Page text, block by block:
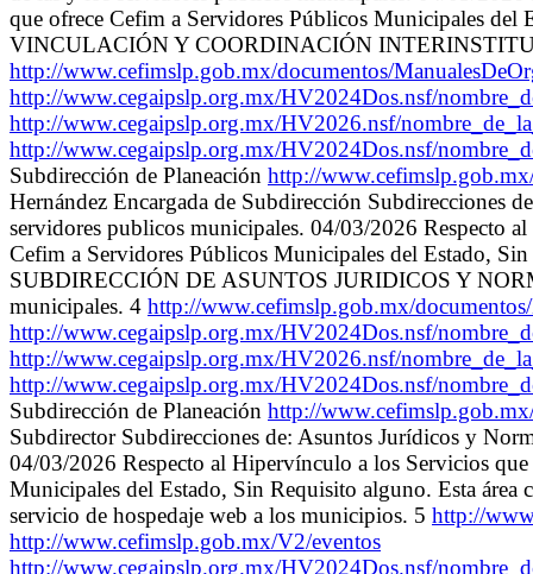
que ofrece Cefim a Servidores Públicos Municipales
VINCULACIÓN Y COORDINACIÓN
http://www.cefimslp.gob.mx/documentos/
http://www.cegaipslp.org.mx/HV2024Dos.nsf/
http://www.cegaipslp.org.mx/HV2026.nsf/
http://www.cegaipslp.org.mx/HV2024Dos.nsf/
Subdirección de Planeación http://
Hernández Encargada de Subdirección Subdirecciones
servidores publicos municipales. 04/03/2026 Respecto
Cefim a Servidores Públicos Municipales del Estado,
SUBDIRECCIÓN DE ASUNTOS JURIDICOS Y
municipales. 4 http://www.cefimslp.gob.mx/
http://www.cegaipslp.org.mx/HV2024Dos.nsf/
http://www.cegaipslp.org.mx/HV2026.nsf/
http://www.cegaipslp.org.mx/HV2024Dos.nsf/
Subdirección de Planeación http://
Subdirector Subdirecciones de: Asuntos Jurídicos y
04/03/2026 Respecto al Hipervínculo a los Servicios
Municipales del Estado, Sin Requisito alguno. Esta
servicio de hospedaje web a los municipios. 5 http://
http://www.cefimslp.gob.mx/V2/eventos
http://www.cegaipslp.org.mx/HV2024Dos.nsf/